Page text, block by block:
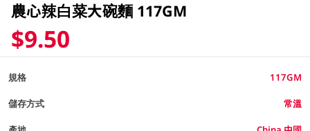
農心辣白菜大碗麵 117GM
$9.50
規格 117GM
儲存方式 常溫